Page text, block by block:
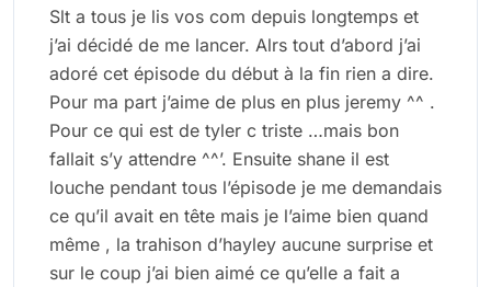
Slt a tous je lis vos com depuis longtemps et
j’ai décidé de me lancer. Alrs tout d’abord j’ai
adoré cet épisode du début à la fin rien a dire.
Pour ma part j’aime de plus en plus jeremy ^^ .
Pour ce qui est de tyler c triste …mais bon
fallait s’y attendre ^^’. Ensuite shane il est
louche pendant tous l’épisode je me demandais
ce qu’il avait en tête mais je l’aime bien quand
même , la trahison d’hayley aucune surprise et
sur le coup j’ai bien aimé ce qu’elle a fait a